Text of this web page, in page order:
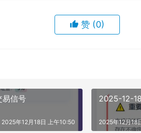
赞 (0)
信号
2025年12月18日 上午10:50
2025-12-
2025年12月18